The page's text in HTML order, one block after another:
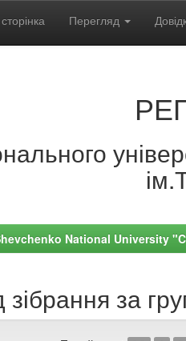
Перегляд
National University
зібрання за